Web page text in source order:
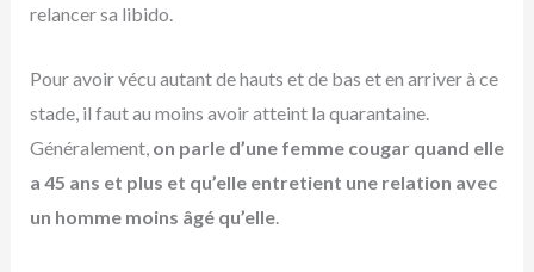
relancer sa libido.
Pour avoir vécu autant de hauts et de bas et en arriver à ce
stade, il faut au moins avoir atteint la quarantaine.
Généralement, on parle d’une femme cougar quand elle
a 45 ans et plus et qu’elle entretient une relation avec
un homme moins âgé qu’elle.